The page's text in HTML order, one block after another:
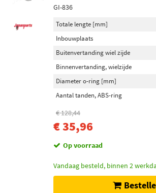
GI-836
Totale lengte [mm]
Inbouwplaats
Buitenvertanding wiel zijde
Binnenvertanding, wielzijde
Diameter o-ring [mm]
Aantal tanden, ABS-ring
€ 128,44
€ 35,96
Op voorraad
Vandaag besteld, binnen 2